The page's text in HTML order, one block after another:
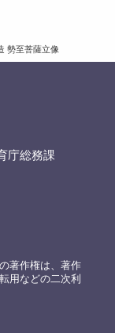
勢至菩薩立像
庁総務課
著作権は、著作
用などの二次利